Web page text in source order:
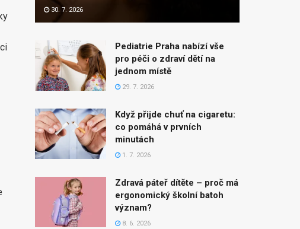
30. 7. 2026
Pediatrie Praha nabízí vše
pro péči o zdraví dětí na
jednom místě
29. 7. 2026
Když přijde chuť na cigaretu:
co pomáhá v prvních
minutách
1. 7. 2026
Zdravá páteř dítěte – proč má
ergonomický školní batoh
význam?
8. 6. 2026